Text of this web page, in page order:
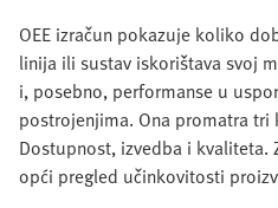
OEE izračun pokazuje koliko
linija ili sustav iskorištava svoj
i, posebno, performanse u
postrojenjima. Ona promatra tri
Dostupnost, izvedba i
opći pregled učinkovitosti